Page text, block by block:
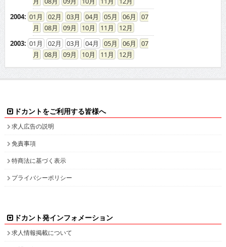
ドカントをご利用する皆様へ
求人広告の説明
免責事項
特商法に基づく表示
プライバシーポリシー
ドカント発インフォメーション
求人情報掲載について
お問い合わせ
ドカント公式 Instagram
検索キーワード一覧